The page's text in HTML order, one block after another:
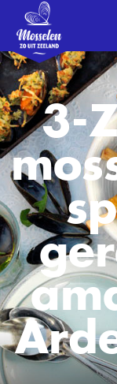
3-